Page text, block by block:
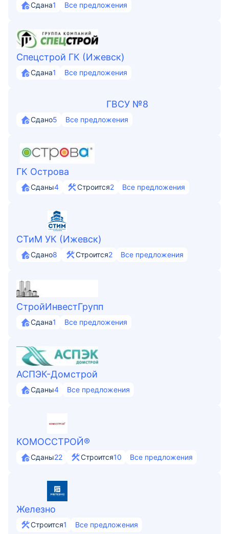
Сдана1 Все предложения
Спецстрой ГК (Ижевск)
Сдана1 Все предложения
ГВСУ №8
Сдано5 Все предложения
ГК Острова
Сданы4 Строится2 Все предложения
СТиМ УК (Ижевск)
Сдано8 Строится2 Все предложения
СтройИнвестГрупп
Сдана1 Все предложения
АСПЭК-Домстрой
Сданы4 Все предложения
КОМОССТРОЙ®
Сданы22 Строится10 Все предложения
Железно
Строится1 Все предложения